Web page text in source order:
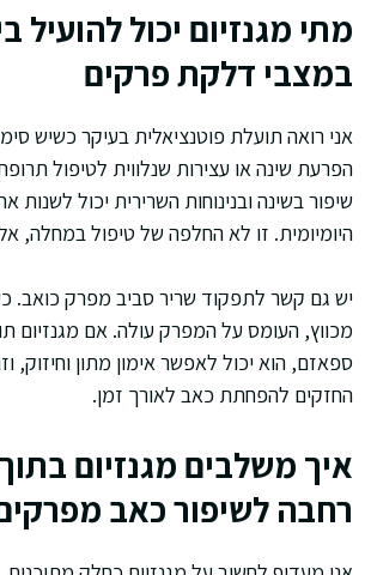
מתי מגנזיום יכול להועיל
במצבי דלקת פרקים
אני רואה תועלת פוטנציאלית בעיקר כשיש
הפרעת שינה או עצירות שנלווית לטיפול
שיפור בשינה ובנינוחות השרירית יכול לשנות
היומיומית. זו לא החלפה של טיפול במחלה,
יש גם קשר לתפקוד שריר סביב מפרק כואב.
מכווץ, העומס על המפרק עולה. אם מגנזיום
ספאזם, הוא יכול לאפשר אימון מתון וחיזוק,
החזקים להפחתת כאב לאורך זמן.
איך משלבים מגנזיום
רחבה לשיפור כאב